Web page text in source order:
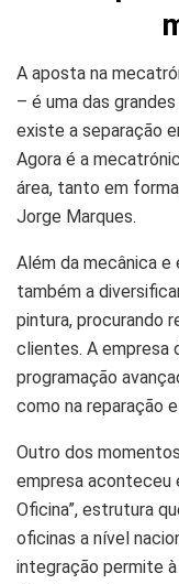
A aposta na
– é uma das
existe a separação
Agora é a
área, tanto em
Jorge Marques.
Além da mecânica
também a
pintura, procurando
clientes. A empresa
programação
como na reparação
Outro dos
empresa aconteceu
Oficina”, estrutura
oficinas a nível
integração permite